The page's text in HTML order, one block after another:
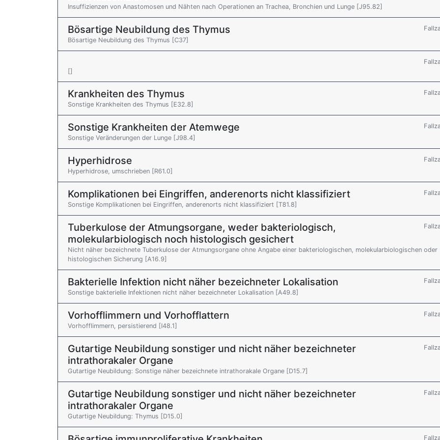
Insuffizienzen von Anastomosen und Nähten nach Operationen an Trachea, Bronchien und Lunge [J95.82]
Bösartige Neubildung des Thymus
Bösartige Neubildung des Thymus [C37]
[]
Krankheiten des Thymus
Sonstige Krankheiten des Thymus [E32.8]
Sonstige Krankheiten der Atemwege
Sonstige Veränderungen der Lunge [J98.4]
Hyperhidrose
Hyperhidrose, umschrieben [R61.0]
Komplikationen bei Eingriffen, anderenorts nicht klassifiziert
Sonstige Komplikationen bei Eingriffen, anderenorts nicht klassifiziert [T81.8]
Tuberkulose der Atmungsorgane, weder bakteriologisch,
molekularbiologisch noch histologisch gesichert
Nicht näher bezeichnete Tuberkulose der Atmungsorgane ohne Angabe einer bakteriologischen, molekularbiologischen oder
histologischen Sicherung [A16.9]
Bakterielle Infektion nicht näher bezeichneter Lokalisation
Sonstige bakterielle Infektionen nicht näher bezeichneter Lokalisation [A49.8]
Vorhofflimmern und Vorhofflattern
Vorhofflimmern, persistierend [I48.1]
Gutartige Neubildung sonstiger und nicht näher bezeichneter
intrathorakaler Organe
Gutartige Neubildung: Sonstige näher bezeichnete intrathorakale Organe [D15.7]
Gutartige Neubildung sonstiger und nicht näher bezeichneter
intrathorakaler Organe
Gutartige Neubildung: Thymus [D15.0]